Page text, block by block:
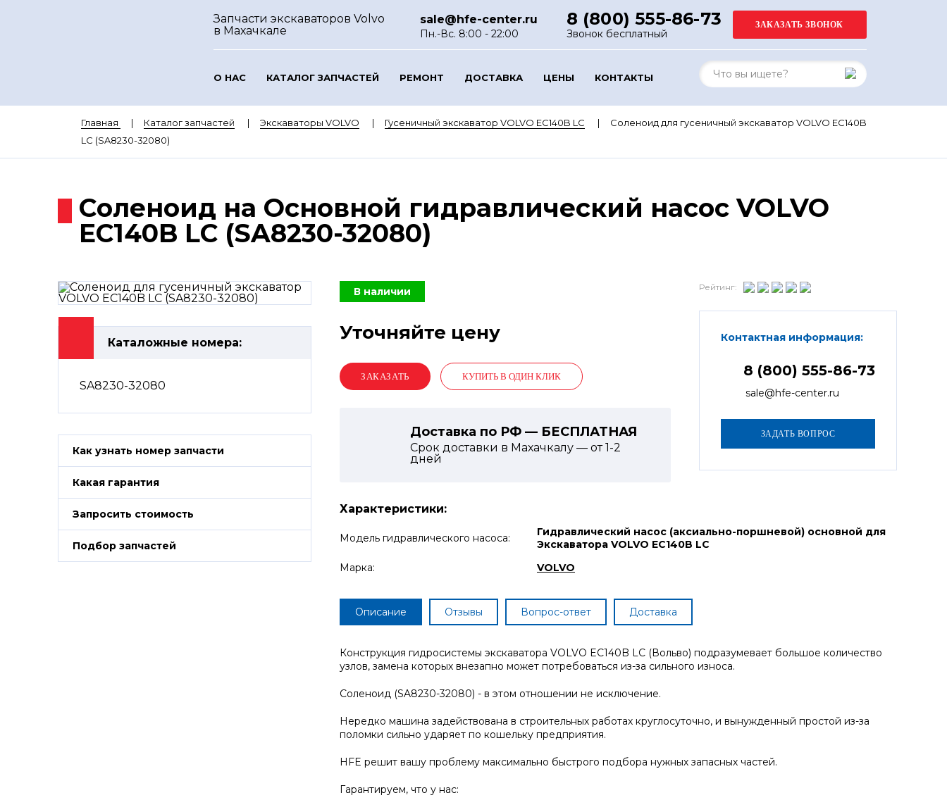
Запчасти экскаваторов Volvo
в Махачкале
sale@hfe-center.ru
Пн.-Вс. 8:00 - 22:00
8 (800) 555-86-73
Звонок бесплатный
О НАС КАТАЛОГ ЗАПЧАСТЕЙ РЕМОНТ ДОСТАВКА ЦЕНЫ КОНТАКТЫ
Главная Каталог запчастей Экскаваторы VOLVO Гусеничный экскаватор VOLVO EC140B LC
Соленоид для гусеничный экскаватор VOLVO EC140B
LC (SA8230-32080)
Соленоид на Основной гидравлический насос VOLVO
EC140B LC (SA8230-32080)
Каталожные номера:
SA8230-32080
Как узнать номер запчасти
Какая гарантия
Запросить стоимость
Подбор запчастей
В наличии
Уточняйте цену
КУПИТЬ В ОДИН КЛИК
Доставка по РФ — БЕСПЛАТНАЯ
Срок доставки в Махачкалу — от1-2
дней
Рейтинг:
Контактная информация:
8 (800) 555-86-73
sale@hfe-center.ru
Характеристики:
Модель гидравлического насоса:
Гидравлический насос (аксиально-поршневой) основной для
Экскаватора VOLVO EC140B LC
Марка:
VOLVO
Описание Отзывы Вопрос-ответ Доставка
Конструкция гидросистемы экскаватора VOLVO EC140B LC (Вольво) подразумевает большое количество
узлов, замена которых внезапно может потребоваться из-за сильного износа.
Соленоид (SA8230-32080) - в этом отношении не исключение.
Нередко машина задействована в строительных работах круглосуточно, и вынужденный простой из-за
поломки сильно ударяет по кошельку предприятия.
HFE решит вашу проблему максимально быстрого подбора нужных запасных частей.
Гарантируем, что у нас: